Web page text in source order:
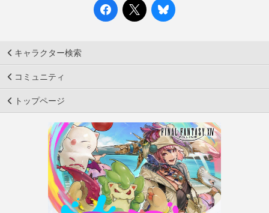
キャラクター検索
コミュニティ
トップページ